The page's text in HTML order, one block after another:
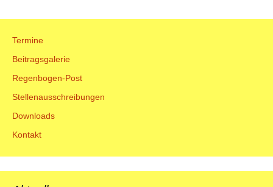
Termine
Beitragsgalerie
Regenbogen-Post
Stellenausschreibungen
Downloads
Kontakt